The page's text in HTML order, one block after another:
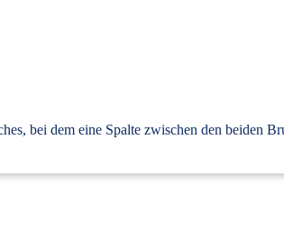
bei dem eine Spalte zwischen den beiden